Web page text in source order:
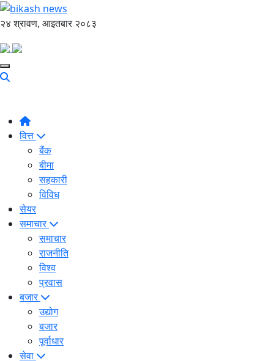
२४ श्रावण, आइतबार २०८३
वित्त
बैंक
बीमा
सहकारी
विविध
सेयर
समाचार
समाचार
राजनीति
विश्व
प्रवास
बजार
उद्योग
बजार
पूर्वाधार
सेवा